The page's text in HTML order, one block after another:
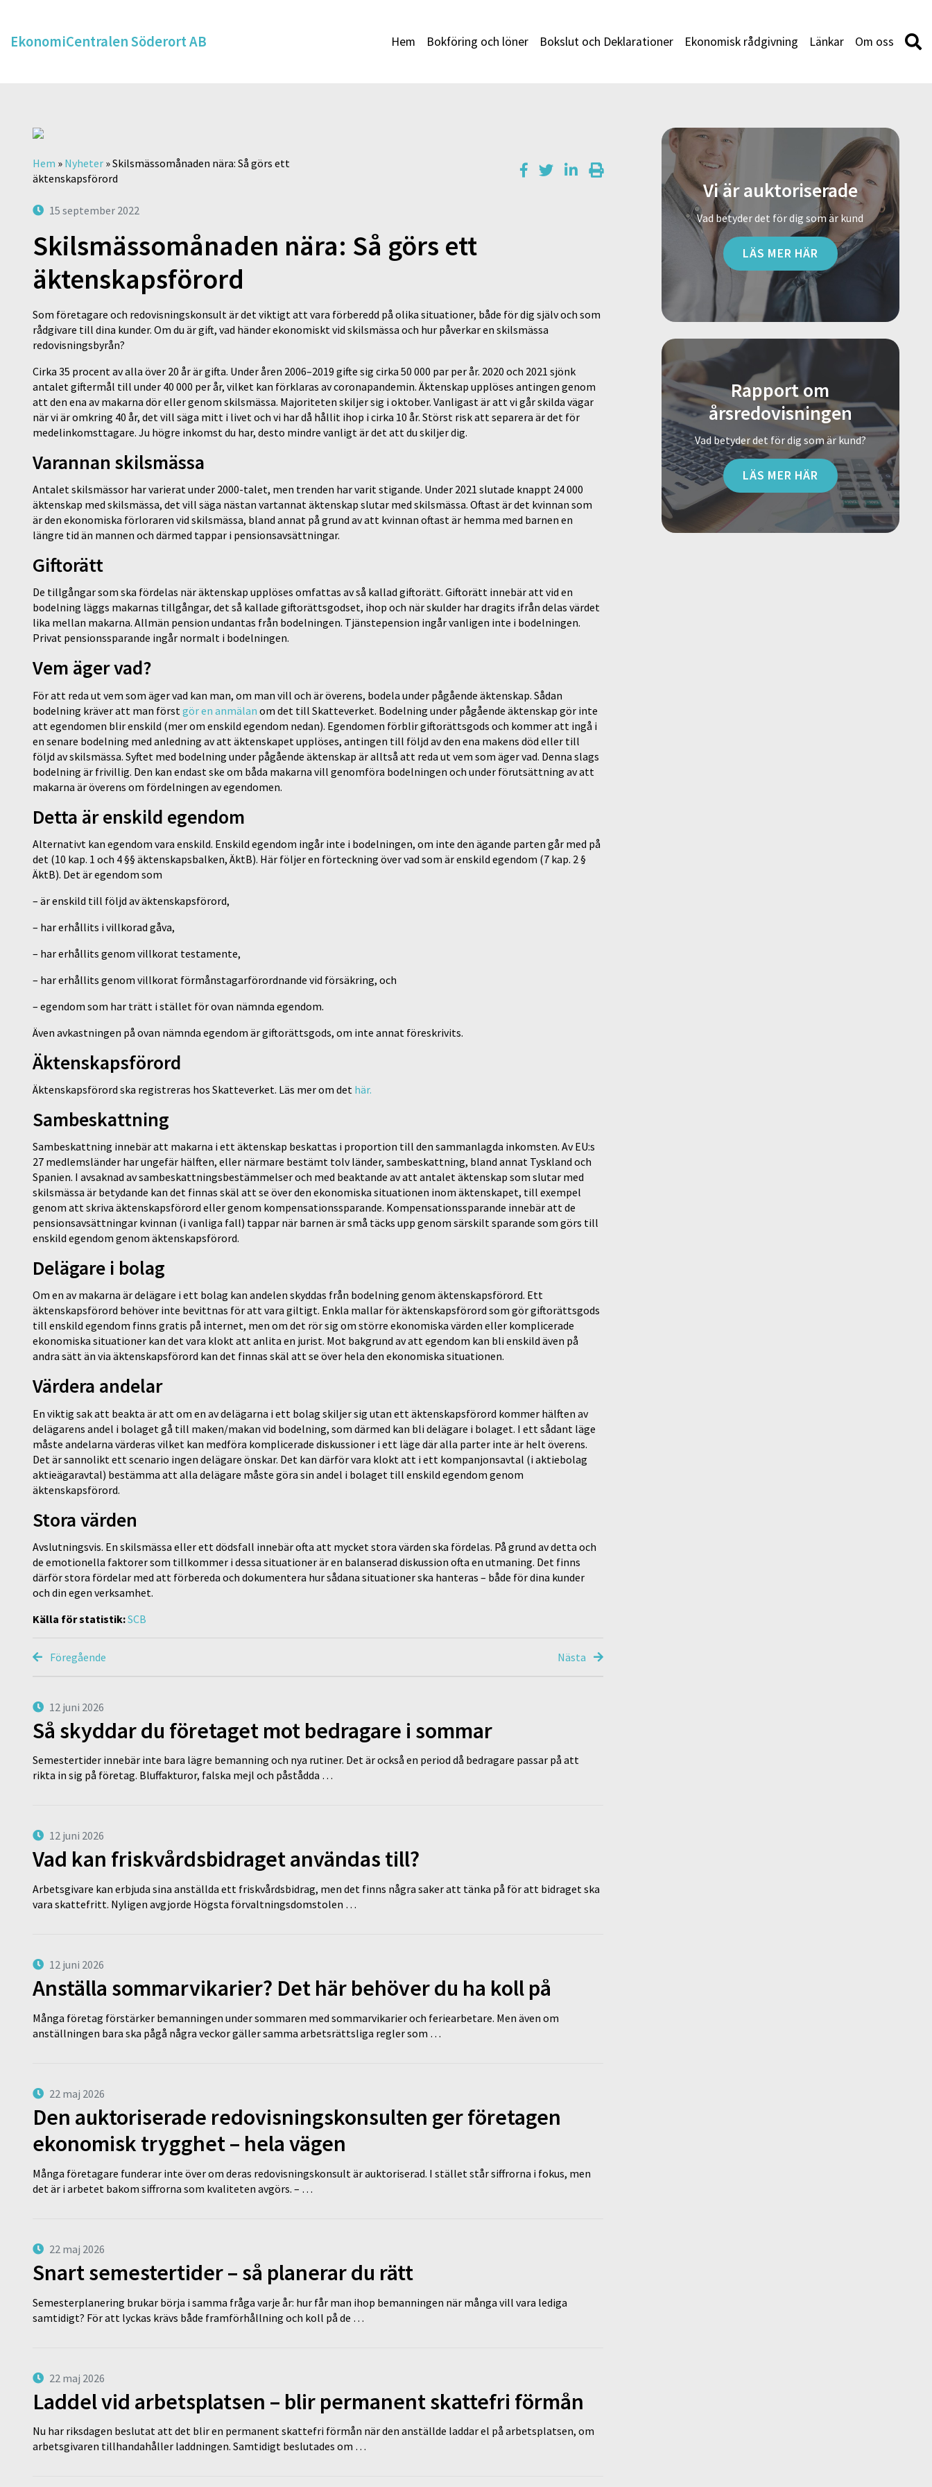
EkonomiCentralen Söderort AB Hem Bokföring och löner Bokslut och Deklarationer Ekonomisk rådgivning Länkar Om oss
Hem » Nyheter »Skilsmässomånaden nära: Så görs ett
äktenskapsförord
15 september 2022
Skilsmässomånaden nära: Så görs ett
äktenskapsförord
Som företagare och redovisningskonsult är det viktigt att vara förberedd på olika situationer, både för dig själv och som
rådgivare till dina kunder. Om du är gift, vad händer ekonomiskt vid skilsmässa och hur påverkar en skilsmässa
redovisningsbyrån?
Cirka 35 procent av alla över 20 år är gifta. Under åren 2006–2019 gifte sig cirka 50 000 par per år. 2020 och 2021 sjönk
antalet giftermål till under 40 000 per år, vilket kan förklaras av coronapandemin. Äktenskap upplöses antingen genom
att den ena av makarna dör eller genom skilsmässa. Majoriteten skiljer sig i oktober. Vanligast är att vi går skilda vägar
när vi är omkring 40 år, det vill säga mitt i livet och vi har då hållit ihop i cirka 10 år. Störst risk att separera är det för
medelinkomsttagare. Ju högre inkomst du har, desto mindre vanligt är det att du skiljer dig.
Varannan skilsmässa
Antalet skilsmässor har varierat under 2000-talet, men trenden har varit stigande. Under 2021 slutade knappt 24 000
äktenskap med skilsmässa, det vill säga nästan vartannat äktenskap slutar med skilsmässa. Oftast är det kvinnan som
är den ekonomiska förloraren vid skilsmässa, bland annat på grund av att kvinnan oftast är hemma med barnen en
längre tid än mannen och därmed tappar i pensionsavsättningar.
Giftorätt
De tillgångar som ska fördelas när äktenskap upplöses omfattas av så kallad giftorätt. Giftorätt innebär att vid en
bodelning läggs makarnas tillgångar, det så kallade giftorättsgodset, ihop och när skulder har dragits ifrån delas värdet
lika mellan makarna. Allmän pension undantas från bodelningen. Tjänstepension ingår vanligen inte i bodelningen.
Privat pensionssparande ingår normalt i bodelningen.
Vem äger vad?
För att reda ut vem som äger vad kan man, om man vill och är överens, bodela under pågående äktenskap. Sådan
bodelning kräver att man först gör en anmälan om det till Skatteverket. Bodelning under pågående äktenskap gör inte
att egendomen blir enskild (mer om enskild egendom nedan). Egendomen förblir giftorättsgods och kommer att ingå i
en senare bodelning med anledning av att äktenskapet upplöses, antingen till följd av den ena makens död eller till
följd av skilsmässa. Syftet med bodelning under pågående äktenskap är alltså att reda ut vem som äger vad. Denna slags
bodelning är frivillig. Den kan endast ske om båda makarna vill genomföra bodelningen och under förutsättning av att
makarna är överens om fördelningen av egendomen.
Detta är enskild egendom
Alternativt kan egendom vara enskild. Enskild egendom ingår inte i bodelningen, om inte den ägande parten går med på
det (10 kap. 1 och 4 §§ äktenskapsbalken, ÄktB). Här följer en förteckning över vad som är enskild egendom (7 kap. 2 §
ÄktB). Det är egendom som
– är enskild till följd av äktenskapsförord,
– har erhållits i villkorad gåva,
– har erhållits genom villkorat testamente,
– har erhållits genom villkorat förmånstagarförordnande vid försäkring, och
– egendom som har trätt i stället för ovan nämnda egendom.
Även avkastningen på ovan nämnda egendom är giftorättsgods, om inte annat föreskrivits.
Äktenskapsförord
Äktenskapsförord ska registreras hos Skatteverket. Läs mer om det här.
Sambeskattning
Sambeskattning innebär att makarna i ett äktenskap beskattas i proportion till den sammanlagda inkomsten. Av EU:s
27 medlemsländer har ungefär hälften, eller närmare bestämt tolv länder, sambeskattning, bland annat Tyskland och
Spanien. I avsaknad av sambeskattningsbestämmelser och med beaktande av att antalet äktenskap som slutar med
skilsmässa är betydande kan det finnas skäl att se över den ekonomiska situationen inom äktenskapet, till exempel
genom att skriva äktenskapsförord eller genom kompensationssparande. Kompensationssparande innebär att de
pensionsavsättningar kvinnan (i vanliga fall) tappar när barnen är små täcks upp genom särskilt sparande som görs till
enskild egendom genom äktenskapsförord.
Delägare i bolag
Om en av makarna är delägare i ett bolag kan andelen skyddas från bodelning genom äktenskapsförord. Ett
äktenskapsförord behöver inte bevittnas för att vara giltigt. Enkla mallar för äktenskapsförord som gör giftorättsgods
till enskild egendom finns gratis på internet, men om det rör sig om större ekonomiska värden eller komplicerade
ekonomiska situationer kan det vara klokt att anlita en jurist. Mot bakgrund av att egendom kan bli enskild även på
andra sätt än via äktenskapsförord kan det finnas skäl att se över hela den ekonomiska situationen.
Värdera andelar
En viktig sak att beakta är att om en av delägarna i ett bolag skiljer sig utan ett äktenskapsförord kommer hälften av
delägarens andel i bolaget gå till maken/makan vid bodelning, som därmed kan bli delägare i bolaget. I ett sådant läge
måste andelarna värderas vilket kan medföra komplicerade diskussioner i ett läge där alla parter inte är helt överens.
Det är sannolikt ett scenario ingen delägare önskar. Det kan därför vara klokt att i ett kompanjonsavtal (i aktiebolag
aktieägaravtal) bestämma att alla delägare måste göra sin andel i bolaget till enskild egendom genom
äktenskapsförord.
Stora värden
Avslutningsvis. En skilsmässa eller ett dödsfall innebär ofta att mycket stora värden ska fördelas. På grund av detta och
de emotionella faktorer som tillkommer i dessa situationer är en balanserad diskussion ofta en utmaning. Det finns
därför stora fördelar med att förbereda och dokumentera hur sådana situationer ska hanteras – både för dina kunder
och din egen verksamhet.
Källa för statistik:SCB
Föregående Nästa
12 juni 2026
Så skyddar du företaget mot bedragare i sommar
Semestertider innebär inte bara lägre bemanning och nya rutiner. Det är också en period då bedragare passar på att
rikta in sig på företag. Bluffakturor, falska mejl och påstådda …
12 juni 2026
Vad kan friskvårdsbidraget användas till?
Arbetsgivare kan erbjuda sina anställda ett friskvårdsbidrag, men det finns några saker att tänka på för att bidraget ska
vara skattefritt. Nyligen avgjorde Högsta förvaltningsdomstolen …
12 juni 2026
Anställa sommarvikarier? Det här behöver du ha koll på
Många företag förstärker bemanningen under sommaren med sommarvikarier och feriearbetare. Men även om
anställningen bara ska pågå några veckor gäller samma arbetsrättsliga regler som …
22 maj 2026
Den auktoriserade redovisningskonsulten ger företagen
ekonomisk trygghet – hela vägen
Många företagare funderar inte över om deras redovisningskonsult är auktoriserad. I stället står siffrorna i fokus, men
det är i arbetet bakom siffrorna som kvaliteten avgörs. – …
22 maj 2026
Snart semestertider – så planerar du rätt
Semesterplanering brukar börja i samma fråga varje år: hur får man ihop bemanningen när många vill vara lediga
samtidigt? För att lyckas krävs både framförhållning och koll på de …
22 maj 2026
Laddel vid arbetsplatsen – blir permanent skattefri förmån
Nu har riksdagen beslutat att det blir en permanent skattefri förmån när den anställde laddar el på arbetsplatsen, om
arbetsgivaren tillhandahåller laddningen. Samtidigt beslutades om …
Vi är auktoriserade
Vad betyder det för dig som är kund
LÄS MER HÄR
Rapport om
årsredovisningen
Vad betyder det för dig som är kund?
LÄS MER HÄR